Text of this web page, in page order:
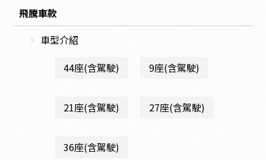
飛騰車款
車型介紹
44座(含駕駛)
9座(含駕駛)
21座(含駕駛) 27座(含駕駛)
36座(含駕駛)